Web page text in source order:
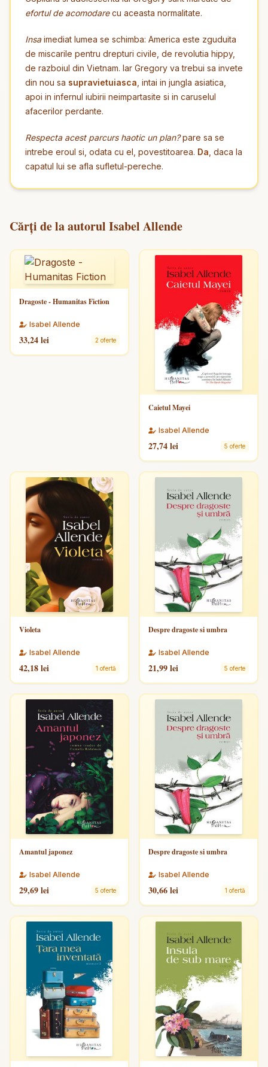
efortul de acomodarecu aceasta normalitate.
Insaimediat lumea se schimba: America este zguduita
de miscarile pentru drepturi civile, de revolutia hippy,
de razboiul din Vietnam. Iar Gregory va trebui sa invete
din nou sa supravietuiasca , intai in jungla asiatica,
apoi in infernul iubirii neimpartasite si in caruselul
afacerilor perdante.
Respecta acest parcurs haotic un plan?pare sa se
intrebe eroul si, odata cu el, povestitoarea. Da , daca la
capatul lui se afla sufletul-pereche.
Cărți de la autorul Isabel Allende
Dragoste - Humanitas Fiction
Isabel Allende
33,24 lei 2 oferte
Caietul Mayei
Isabel Allende
27,74 lei 5 oferte
Violeta
Isabel Allende
42,18 lei 1 ofertă
Despre dragoste si umbra
Isabel Allende
21,99 lei 5 oferte
Amantul japonez
Isabel Allende
29,69 lei 5 oferte
Despre dragoste si umbra
Isabel Allende
30,66 lei 1 ofertă